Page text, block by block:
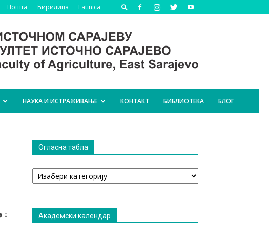
Пошта Ћирилица Latinica
НАУКА И ИСТРАЖИВАЊЕ КОНТАКТ БИБЛИОТЕКА БЛОГ
0
Огласна табла
Огласна
табла
Академски календар